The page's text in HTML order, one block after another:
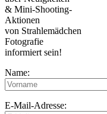
& Mini-Shooting-
Aktionen
von Strahlemädchen
Fotografie
informiert sein!
Name:
E-Mail-Adresse: